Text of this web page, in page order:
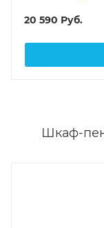
20 590 Руб.
Шкаф-